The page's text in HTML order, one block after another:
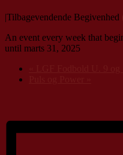
|Tilbagevendende Begivenhed
An event every week that
until marts 31, 2025